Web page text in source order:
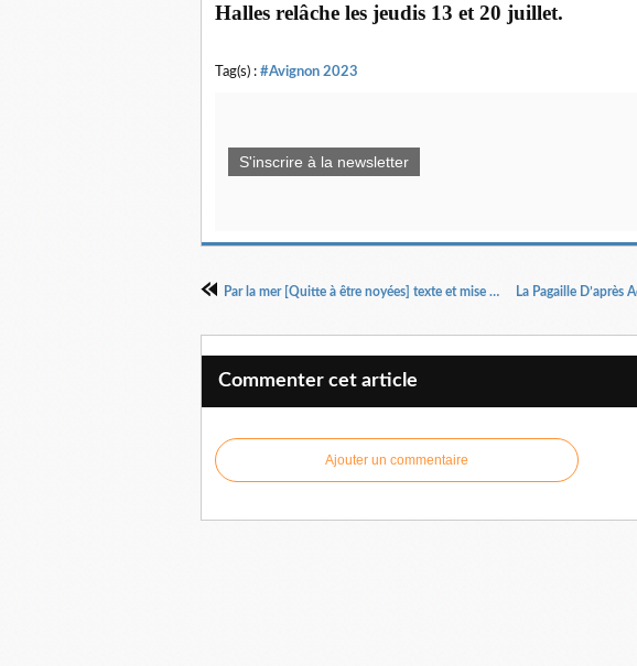
Halles relâche les jeudis 13 et 20 juillet.
Tag(s) : #Avignon 2023
S'inscrire à la newsletter
Par la mer [Quitte à être noyées] texte et mise en scène Anaïs Allais Benbouali
Commenter cet article
Ajouter un commentaire